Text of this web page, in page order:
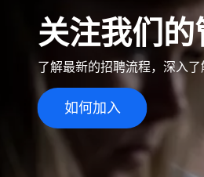
关注我们
了解最新的招聘流程，深入
如何加入